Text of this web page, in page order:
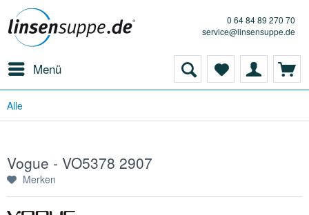
0 64 84 89 270 70
service@linsensuppe.de
Menü
Alle
Vogue - VO5378 2907
Merken